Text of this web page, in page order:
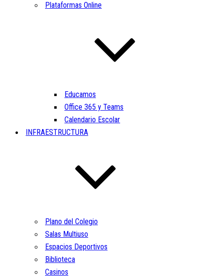
Plataformas Online
Educamos
Office 365 y Teams
Calendario Escolar
INFRAESTRUCTURA
Plano del Colegio
Salas Multiuso
Espacios Deportivos
Biblioteca
Casinos